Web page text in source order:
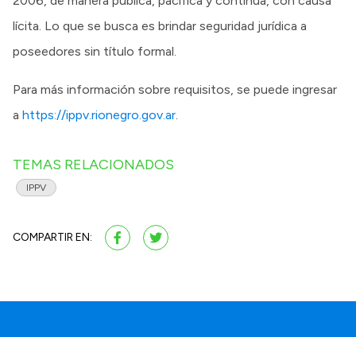
lícita. Lo que se busca es brindar seguridad jurídica a
poseedores sin título formal.
Para más información sobre requisitos, se puede ingresar
a https://ippv.rionegro.gov.ar
TEMAS RELACIONADOS
IPPV
COMPARTIR EN: